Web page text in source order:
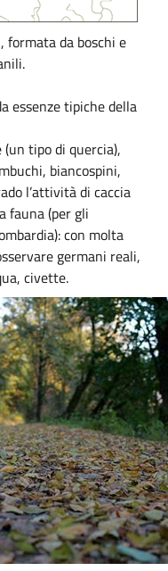
formata da boschi e
essenze tipiche della
tipo di quercia),
biancospini,
l’attività di caccia
fauna (per gli
con molta
germani reali,
civette.